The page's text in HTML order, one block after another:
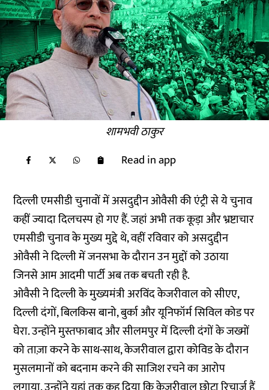
शामभवी ठाकुर
Read in app
दिल्ली एमसीडी चुनावों में असदुद्दीन ओवैसी की एंट्री से ये चुनाव
कहीं ज्यादा दिलचस्प हो गए हैं. जहां अभी तक कूड़ा और भ्रष्टाचार
एमसीडी चुनाव के मुख्य मुद्दे थे, वहीं रविवार को असदुद्दीन
ओवैसी ने दिल्ली में जनसभा के दौरान उन मुद्दों को उठाया
जिनसे आम आदमी पार्टी अब तक बचती रही है.
ओवैसी ने दिल्ली के मुख्यमंत्री अरविंद केजरीवाल को सीएए,
दिल्ली दंगों, बिलकिस बानो, बुर्का और यूनिफॉर्म सिविल कोड पर
घेरा. उन्होंने मुस्तफाबाद और सीलमपुर में दिल्ली दंगों के जख्मों
को ताज़ा करने के साथ-साथ, केजरीवाल द्वारा कोविड के दौरान
मुसलमानों को बदनाम करने की साजिश रचने का आरोप